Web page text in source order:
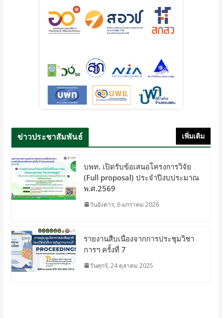
ข่าวประชาสัมพันธ์ เพิ่มเติม
บพท. เปิดรับข้อเสนอโครงการวิจัย
(Full proposal) ประจำปีงบประมาณ
พ.ศ.2569
วันอังคาร, 6 มกราคม 2026
รายงานสืบเนื่องจากการประชุมวิชา
การฯ ครั้งที่ 7
วันศุกร์, 24 ตุลาคม 2025